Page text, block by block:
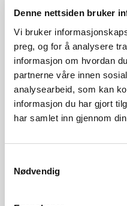
Denne nettsiden bruker
Vi bruker
preg, og for å analysere
informasjon om hvordan
partnerne våre innen
analysearbeid, som kan
informasjon du har gjort
har samlet inn gjennom
Nødvendig
som skal sendes inn på e-
søknader sendt inn
NVE på e-post i tillegg.
Nettanlegg
Alle søknader om
konsesjoner på Altinn. Det
melding